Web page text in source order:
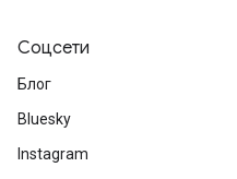
Соцсети
Блог
Bluesky
Instagram